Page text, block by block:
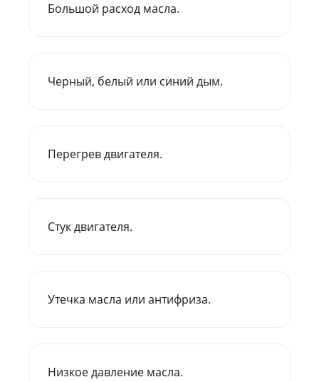
Большой расход масла.
Черный, белый или синий дым.
Перегрев двигателя.
Стук двигателя.
Утечка масла или антифриза.
Низкое давление масла.